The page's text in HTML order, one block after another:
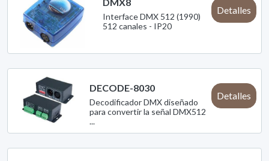
Interface DMX 512 (1990)
512 canales - IP20
Detalles
DECODE-8030
Decodificador DMX diseñado
para convertir la señal DMX512
...
Detalles